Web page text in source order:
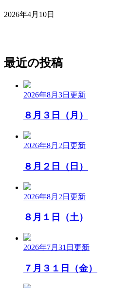
2026年4月10日
最近の投稿
2026年8月3日 更新
８月３日（月）
2026年8月2日 更新
８月２日（日）
2026年8月2日 更新
８月１日（土）
2026年7月31日 更新
７月３１日（金）